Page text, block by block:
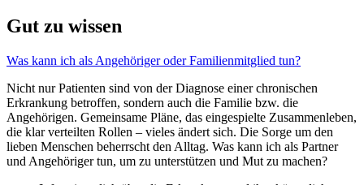
Gut zu wissen
Was kann ich als Angehöriger oder Familienmitglied tun?
Nicht nur Patienten sind von der Diagnose einer chronischen
Erkrankung betroffen, sondern auch die Familie bzw. die
Angehörigen. Gemeinsame Pläne, das eingespielte Zusammenleben,
die klar verteilten Rollen – vieles ändert sich. Die Sorge um den
lieben Menschen beherrscht den Alltag. Was kann ich als Partner
und Angehöriger tun, um zu unterstützen und Mut zu machen?